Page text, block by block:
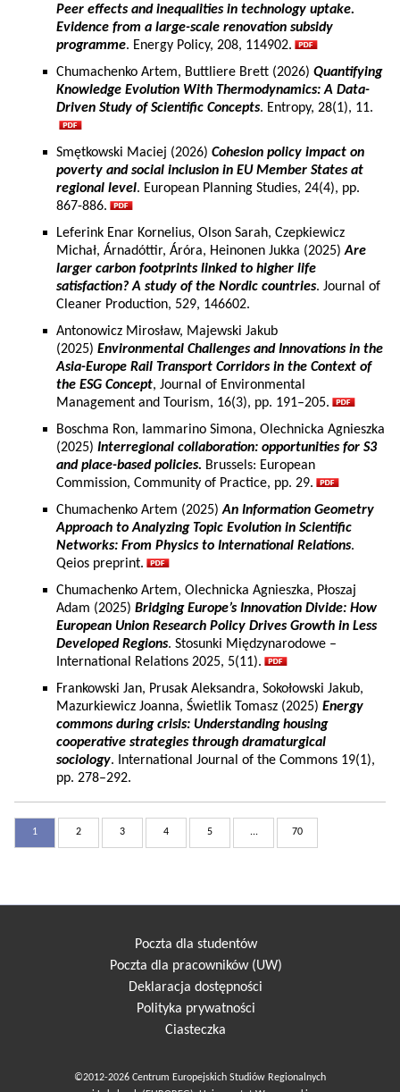
Peer effects and inequalities in technology uptake.
Evidence from a large-scale renovation subsidy
programme. Energy Policy, 208, 114902.
Chumachenko Artem, Buttliere Brett (2026) Quantifying
Knowledge Evolution With Thermodynamics: A Data-
Driven Study of Scientific Concepts. Entropy, 28(1), 11.
Smętkowski Maciej (2026) Cohesion policy impact on
poverty and social inclusion in EU Member States at
regional level. European Planning Studies, 24(4), pp.
867-886.
Leferink Enar Kornelius, Olson Sarah, Czepkiewicz
Michał, Árnadóttir, Áróra, Heinonen Jukka (2025)Are
larger carbon footprints linked to higher life
satisfaction? A study of the Nordic countries. Journal of
Cleaner Production, 529, 146602.
Antonowicz Mirosław, Majewski Jakub
(2025) Environmental Challenges and Innovations in the
Asia-Europe Rail Transport Corridors in the Context of
the ESG Concept, Journal of Environmental
Management and Tourism, 16(3), pp. 191–205.
Boschma Ron, Iammarino Simona, Olechnicka Agnieszka
(2025) Interregional collaboration: opportunities for S3
and place-based policies. Brussels: European
Commission, Community of Practice, pp. 29.
Chumachenko Artem (2025)An Information Geometry
Approach to Analyzing Topic Evolution in Scientific
Networks: From Physics to International Relations.
Qeios preprint.
Chumachenko Artem, Olechnicka Agnieszka, Płoszaj
Adam (2025) Bridging Europe’s Innovation Divide: How
European Union Research Policy Drives Growth in Less
Developed Regions. Stosunki Międzynarodowe –
International Relations 2025, 5(11).
Frankowski Jan, Prusak Aleksandra, Sokołowski Jakub,
Mazurkiewicz Joanna, Świetlik Tomasz (2025) Energy
commons during crisis: Understanding housing
cooperative strategies through dramaturgical
sociology. International Journal of the Commons 19(1),
pp. 278–292.
1 2 3 4 5 ... 70
Poczta dla studentów
Poczta dla pracowników (UW)
Deklaracja dostępności
Polityka prywatności
Ciasteczka
©2012-2026 Centrum Europejskich Studiów Regionalnych